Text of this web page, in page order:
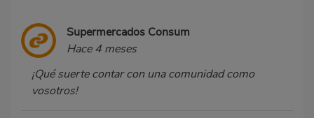
Supermercados Consum
Hace 4 meses
¡Qué suerte contar con una comunidad como
vosotros!